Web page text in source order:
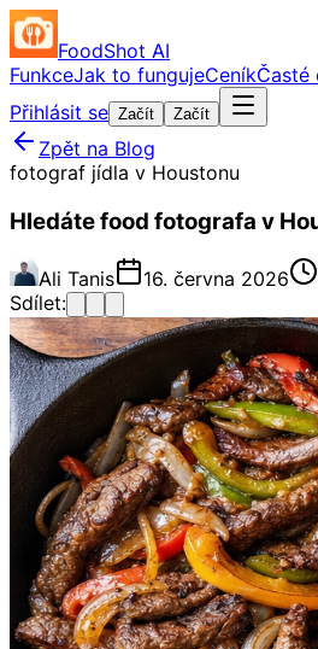
FoodShot AI
FunkceJak to fungujeCeníkČasté
Přihlásit se Začít Začít
Zpět na Blog
fotograf jídla v Houstonu
Hledáte food fotografa v
Ali Tanis 16. června 2026
Sdílet: